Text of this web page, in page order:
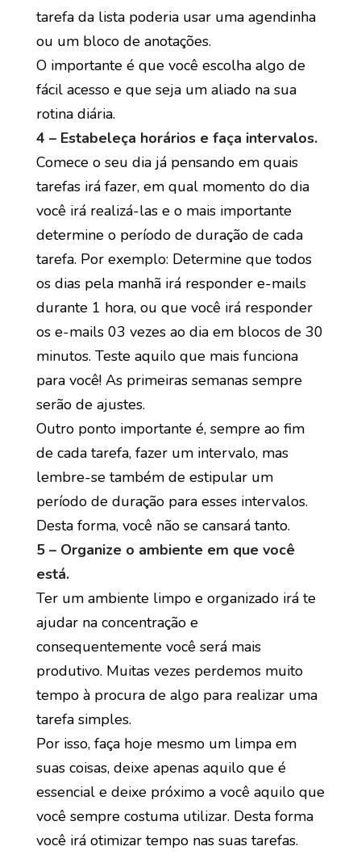
tarefa da lista poderia usar uma agendinha
ou um bloco de anotações.
O importante é que você escolha algo de
fácil acesso e que seja um aliado na sua
rotina diária.
4 – Estabeleça horários e faça intervalos.
Comece o seu dia já pensando em quais
tarefas irá fazer, em qual momento do dia
você irá realizá-las e o mais importante
determine o período de duração de cada
tarefa. Por exemplo: Determine que todos
os dias pela manhã irá responder e-mails
durante 1 hora, ou que você irá responder
os e-mails 03 vezes ao dia em blocos de 30
minutos. Teste aquilo que mais funciona
para você! As primeiras semanas sempre
serão de ajustes.
Outro ponto importante é, sempre ao fim
de cada tarefa, fazer um intervalo, mas
lembre-se também de estipular um
período de duração para esses intervalos.
Desta forma, você não se cansará tanto.
5 – Organize o ambiente em que você
está.
Ter um ambiente limpo e organizado irá te
ajudar na concentração e
consequentemente você será mais
produtivo. Muitas vezes perdemos muito
tempo à procura de algo para realizar uma
tarefa simples.
Por isso, faça hoje mesmo um limpa em
suas coisas, deixe apenas aquilo que é
essencial e deixe próximo a você aquilo que
você sempre costuma utilizar. Desta forma
você irá otimizar tempo nas suas tarefas.